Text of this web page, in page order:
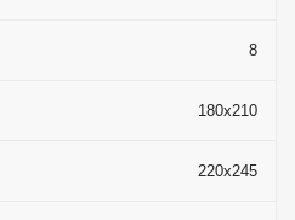
8
180x210
220x245